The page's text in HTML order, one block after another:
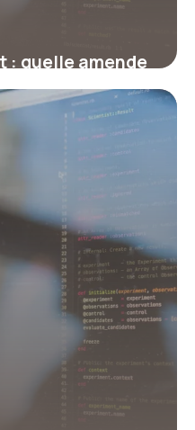
: quelle amende
?